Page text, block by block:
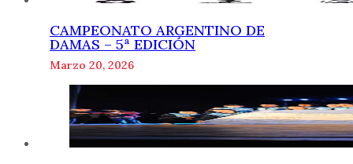
CAMPEONATO ARGENTINO DE
DAMAS – 5ª EDICIÓN
Marzo 20, 2026